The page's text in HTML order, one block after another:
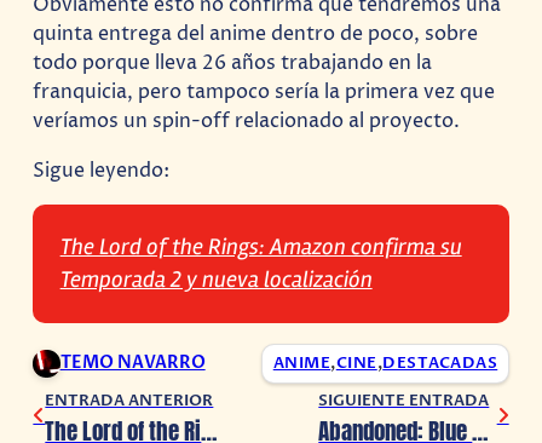
quinta entrega del anime dentro de poco, sobre
todo porque lleva 26 años trabajando en la
franquicia, pero tampoco sería la primera vez que
veríamos un spin-off relacionado al proyecto.
Sigue leyendo:
The Lord of the Rings: Amazon confirma su
Temporada 2 y nueva localización
TEMO NAVARRO ANIME,CINE,DESTACADAS
ENTRADA ANTERIOR
The Lord of the Rings: Amazon confirma su Temporada 2 y nueva localización
SIGUIENTE ENTRADA
Abandoned: Blue Box borra múltiples mensajes, confirma que la experiencia llegará hoy